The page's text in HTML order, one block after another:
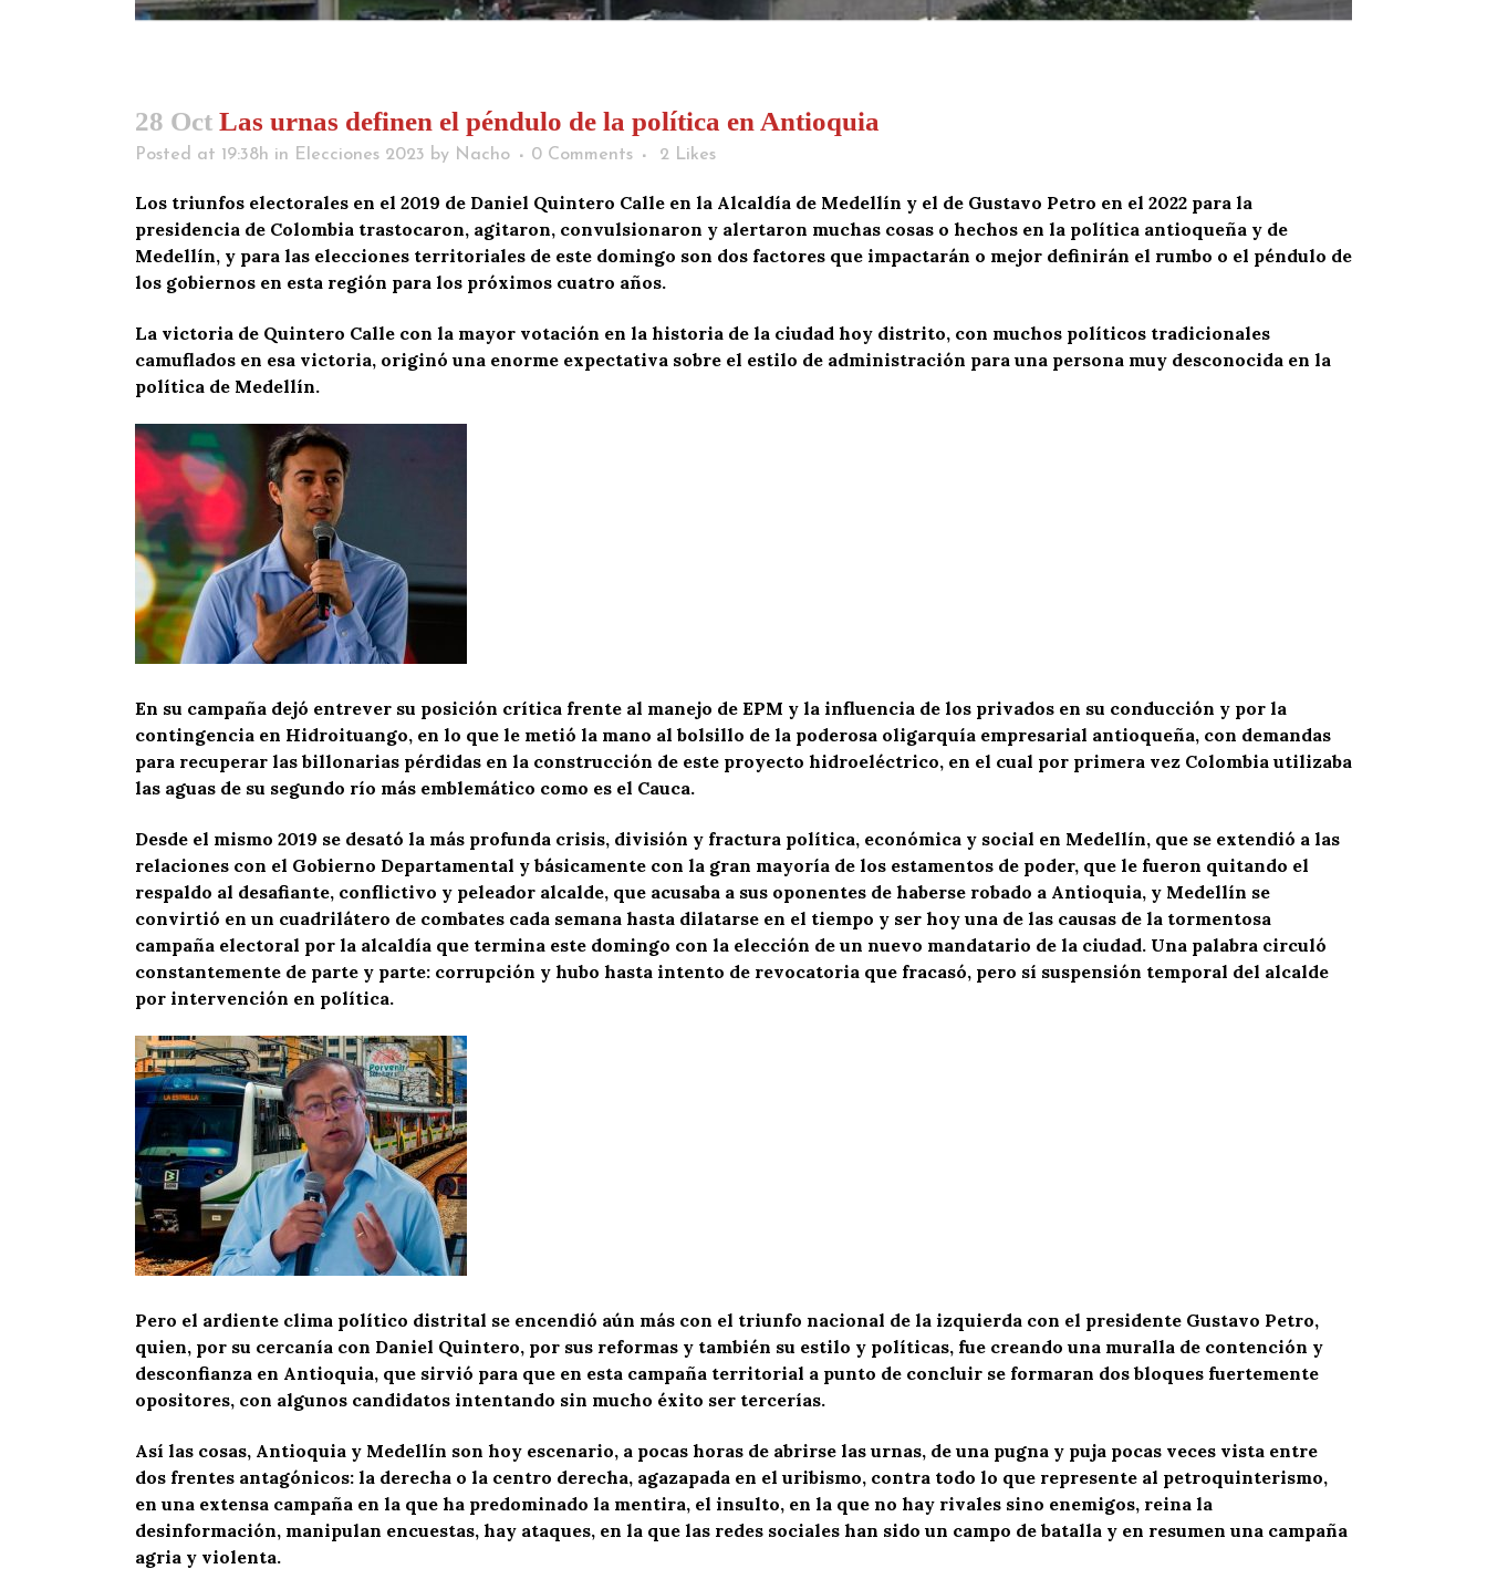
28 Oct Las urnas definen el péndulo de la política en Antioquia
Posted at 19:38h in Elecciones 2023 by Nacho 0 Comments 2 Likes
Los triunfos electorales en el 2019 de Daniel Quintero Calle en la Alcaldía de Medellín y el de Gustavo Petro en el 2022 para la
presidencia de Colombia trastocaron, agitaron, convulsionaron y alertaron muchas cosas o hechos en la política antioqueña y de
Medellín, y para las elecciones territoriales de este domingo son dos factores que impactarán o mejor definirán el rumbo o el péndulo de
los gobiernos en esta región para los próximos cuatro años.
La victoria de Quintero Calle con la mayor votación en la historia de la ciudad hoy distrito, con muchos políticos tradicionales
camuflados en esa victoria, originó una enorme expectativa sobre el estilo de administración para una persona muy desconocida en la
política de Medellín.
En su campaña dejó entrever su posición crítica frente al manejo de EPM y la influencia de los privados en su conducción y por la
contingencia en Hidroituango, en lo que le metió la mano al bolsillo de la poderosa oligarquía empresarial antioqueña, con demandas
para recuperar las billonarias pérdidas en la construcción de este proyecto hidroeléctrico, en el cual por primera vez Colombia utilizaba
las aguas de su segundo río más emblemático como es el Cauca.
Desde el mismo 2019 se desató la más profunda crisis, división y fractura política, económica y social en Medellín, que se extendió a las
relaciones con el Gobierno Departamental y básicamente con la gran mayoría de los estamentos de poder, que le fueron quitando el
respaldo al desafiante, conflictivo y peleador alcalde, que acusaba a sus oponentes de haberse robado a Antioquia, y Medellín se
convirtió en un cuadrilátero de combates cada semana hasta dilatarse en el tiempo y ser hoy una de las causas de la tormentosa
campaña electoral por la alcaldía que termina este domingo con la elección de un nuevo mandatario de la ciudad. Una palabra circuló
constantemente de parte y parte: corrupción y hubo hasta intento de revocatoria que fracasó, pero sí suspensión temporal del alcalde
por intervención en política.
Pero el ardiente clima político distrital se encendió aún más con el triunfo nacional de la izquierda con el presidente Gustavo Petro,
quien, por su cercanía con Daniel Quintero, por sus reformas y también su estilo y políticas, fue creando una muralla de contención y
desconfianza en Antioquia, que sirvió para que en esta campaña territorial a punto de concluir se formaran dos bloques fuertemente
opositores, con algunos candidatos intentando sin mucho éxito ser tercerías.
Así las cosas, Antioquia y Medellín son hoy escenario, a pocas horas de abrirse las urnas, de una pugna y puja pocas veces vista entre
dos frentes antagónicos: la derecha o la centro derecha, agazapada en el uribismo, contra todo lo que represente al petroquinterismo,
en una extensa campaña en la que ha predominado la mentira, el insulto, en la que no hay rivales sino enemigos, reina la
desinformación, manipulan encuestas, hay ataques, en la que las redes sociales han sido un campo de batalla y en resumen una campaña
agria y violenta.